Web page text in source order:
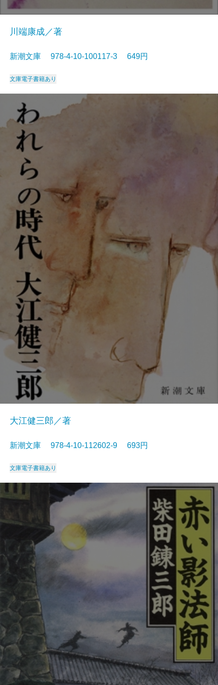
川端康成／著
新潮文庫 978-4-10-100117-3 649円
文庫電子書籍あり
大江健三郎／著
新潮文庫 978-4-10-112602-9 693円
文庫電子書籍あり